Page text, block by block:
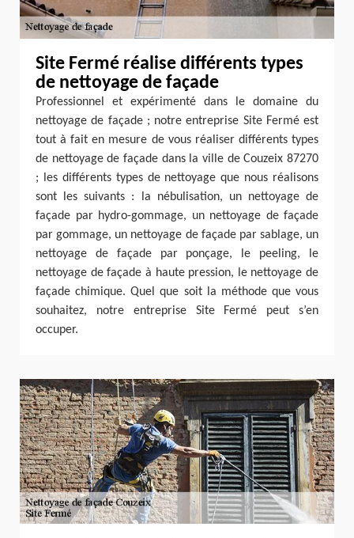
Site Fermé réalise différents types
de nettoyage de façade
Professionnel et expérimenté dans le domaine du
nettoyage de façade ; notre entreprise Site Fermé est
tout à fait en mesure de vous réaliser différents types
de nettoyage de façade dans la ville de Couzeix 87270
; les différents types de nettoyage que nous réalisons
sont les suivants : la nébulisation, un nettoyage de
façade par hydro-gommage, un nettoyage de façade
par gommage, un nettoyage de façade par sablage, un
nettoyage de façade par ponçage, le peeling, le
nettoyage de façade à haute pression, le nettoyage de
façade chimique. Quel que soit la méthode que vous
souhaitez, notre entreprise Site Fermé peut s’en
occuper.